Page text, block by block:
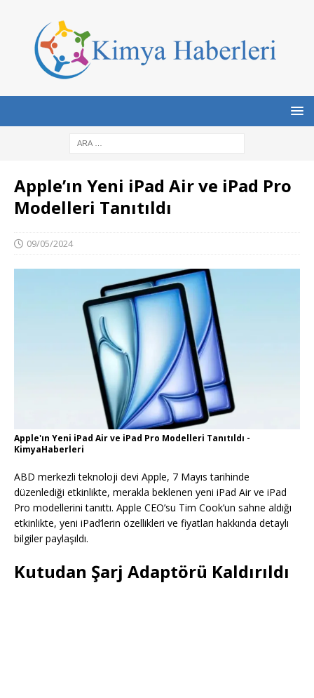
Apple’ın Yeni iPad Air ve iPad Pro
Modelleri Tanıtıldı
09/05/2024
Apple'ın Yeni iPad Air ve iPad Pro Modelleri Tanıtıldı -
KimyaHaberleri
ABD merkezli teknoloji devi Apple, 7 Mayıs tarihinde
düzenlediği etkinlikte, merakla beklenen yeni iPad Air ve iPad
Pro modellerini tanıttı. Apple CEO’su Tim Cook’un sahne aldığı
etkinlikte, yeni iPad’lerin özellikleri ve fiyatları hakkında detaylı
bilgiler paylaşıldı.
Kutudan Şarj Adaptörü Kaldırıldı